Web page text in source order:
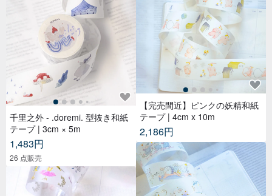
千里之外 - .doremi. 型抜き和紙
テープ | 3cm × 5m
1,483円
26 点販売
【完売間近】ピンクの妖精和紙
テープ | 4cm x 10m
2,186円